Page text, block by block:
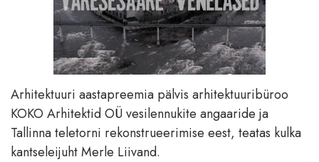
Arhitektuuri aastapreemia pälvis arhitektuuribüroo
KOKO Arhitektid OÜ vesilennukite angaaride ja
Tallinna teletorni rekonstrueerimise eest, teatas kulka
kantseleijuht Merle Liivand.